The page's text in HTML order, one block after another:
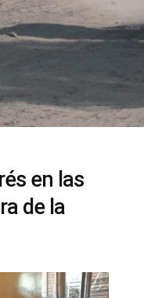
en las
de la